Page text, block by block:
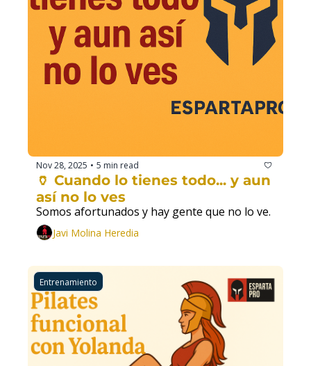
Nov 28, 2025 • 5 min read
🏺 Cuando lo tienes todo... y aun
así no lo ves
Somos afortunados y hay gente que no lo ve.
Javi Molina Heredia
Entrenamiento